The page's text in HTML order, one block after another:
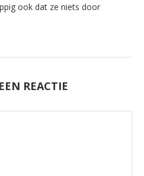
ook dat ze niets door
REACTIE